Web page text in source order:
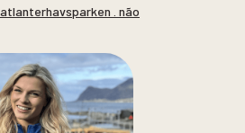
. não